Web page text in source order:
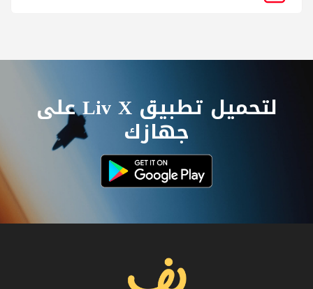
لتحميل تطبيق Liv X على
جهازك